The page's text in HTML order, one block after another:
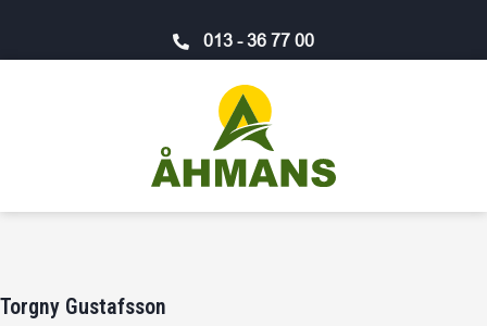
013 - 36 77 00
Torgny Gustafsson